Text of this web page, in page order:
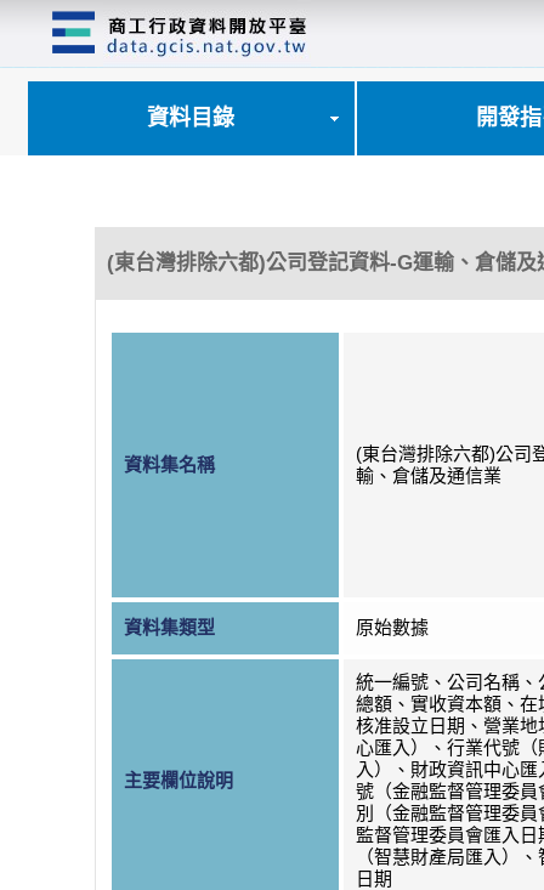
資料目錄 開發
(東台灣排除六都)公司登記資料-G運輸、倉儲及
資料集名稱
(東台灣排除六都)公司
輸、倉儲及通信業
資料集類型 原始數據
主要欄位說明
統一編號、公司名稱、
總額、實收資本額、在
核准設立日期、營業地
心匯入）、行業代號（
入）、財政資訊中心
號（金融監督管理委員
別（金融監督管理委
監督管理委員會匯入日
（智慧財產局匯入）
日期